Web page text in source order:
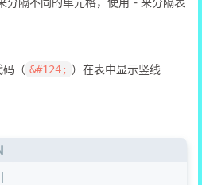
（ &#124; ）在表中显示竖线